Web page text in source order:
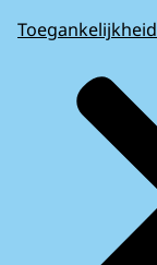
Toegankelijkheid